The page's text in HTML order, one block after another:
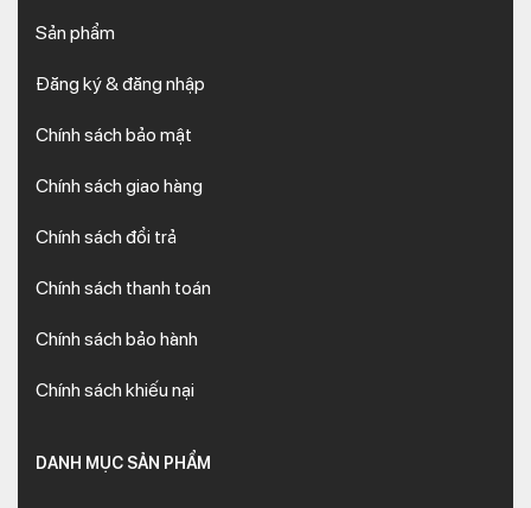
Sản phẩm
Đăng ký & đăng nhập
Chính sách bảo mật
Chính sách giao hàng
Chính sách đổi trả
Chính sách thanh toán
Chính sách bảo hành
Chính sách khiếu nại
DANH MỤC SẢN PHẨM